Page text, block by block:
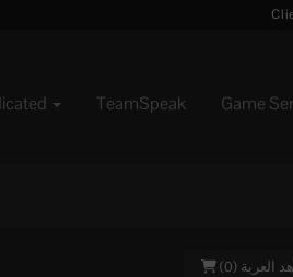
TeamSpeak Game
العربة (0
)